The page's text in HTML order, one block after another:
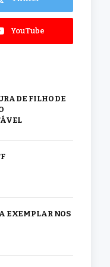
YouTube
DE FILHO DE
EXEMPLAR NOS